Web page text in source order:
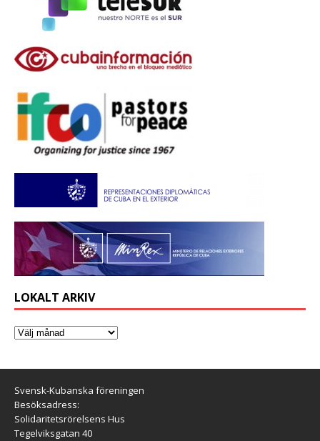
LOKALT ARKIV
Svensk-Kubanska föreningen
Besöksadress:
Solidaritetsrörelsens Hus
Tegelviksgatan 40